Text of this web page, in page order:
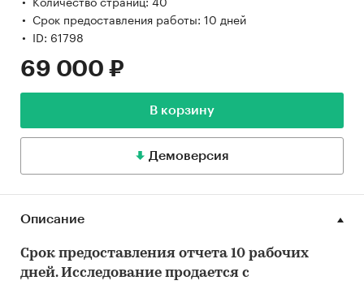
Срок предоставления работы: 10 дней
ID: 61798
69 000 ₽
В корзину
Демоверсия
Описание
Срок предоставления отчета 10 рабочих
дней. Исследование продается с